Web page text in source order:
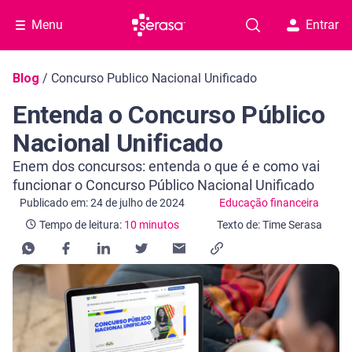
Menu Entrar
Navegação do blog
Blog / Concurso Publico Nacional Unificado
Entenda o Concurso Público
Nacional Unificado
Enem dos concursos: entenda o que é e como vai
funcionar o Concurso Público Nacional Unificado
Publicado em: 24 de julho de 2024 Educação financeira
Categoria Educação financeira
Tempo de leitura: 10 minutos
Tempo de leitura: 10 minutos
Texto de: Time Serasa